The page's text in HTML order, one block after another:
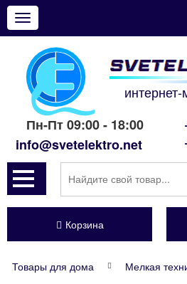
Показать
меню
интернет-
Пн-Пт 09:00 - 18:00
info@svetelektro.net
Корзина
Товары для дома
Мелкая